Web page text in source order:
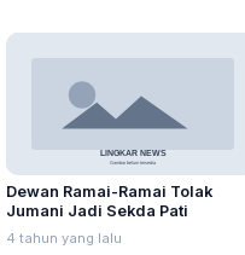
Dewan Ramai-Ramai Tolak
Jumani Jadi Sekda Pati
4 tahun yang lalu